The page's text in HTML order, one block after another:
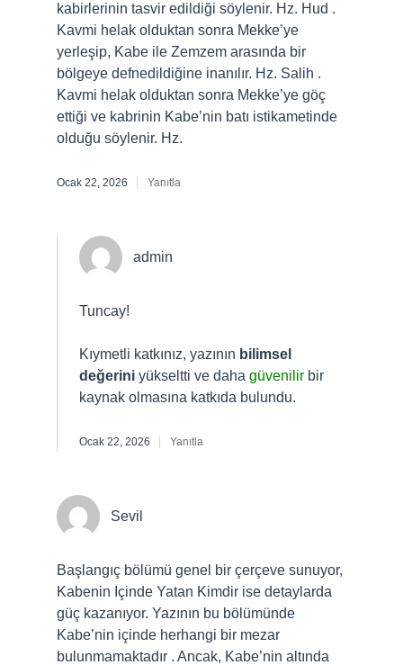
kabirlerinin tasvir edildiği söylenir. Hz. Hud .
Kavmi helak olduktan sonra Mekke’ye
yerleşip, Kabe ile Zemzem arasında bir
bölgeye defnedildiğine inanılır. Hz. Salih .
Kavmi helak olduktan sonra Mekke’ye göç
ettiği ve kabrinin Kabe’nin batı istikametinde
olduğu söylenir. Hz.
Ocak 22, 2026 Yanıtla
admin
Tuncay!
Kıymetli katkınız, yazının bilimsel
değerini yükseltti ve daha güvenilir bir
kaynak olmasına katkıda bulundu.
Ocak 22, 2026 Yanıtla
Sevil
Başlangıç bölümü genel bir çerçeve sunuyor,
Kabenin Içinde Yatan Kimdir ise detaylarda
güç kazanıyor. Yazının bu bölümünde
Kabe’nin içinde herhangi bir mezar
bulunmamaktadır . Ancak, Kabe’nin altında